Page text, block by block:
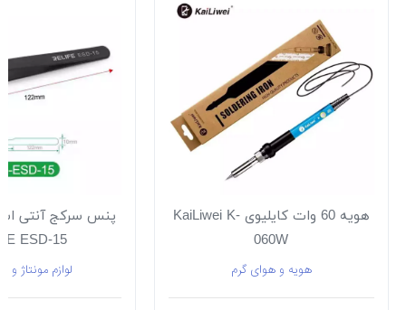
هویه 60 وات کایلیوی KaiLiwei K-
060W
هویه و هوای گرم
پنس سرکج آنتی
ESD-15
لوازم مونتاژ و